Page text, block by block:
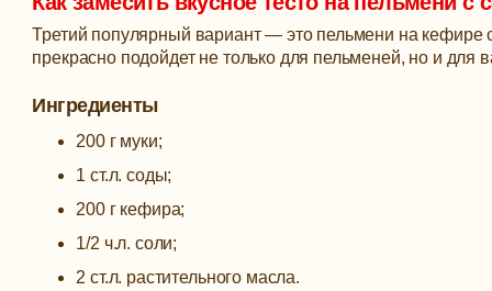
Третий популярный вариант — это пельмени на кефире
прекрасно подойдет не только для пельменей, но и
Ингредиенты
200 г муки;
1 ст.л. соды;
200 г кефира;
1/2 ч.л. соли;
2 ст.л. растительного масла.